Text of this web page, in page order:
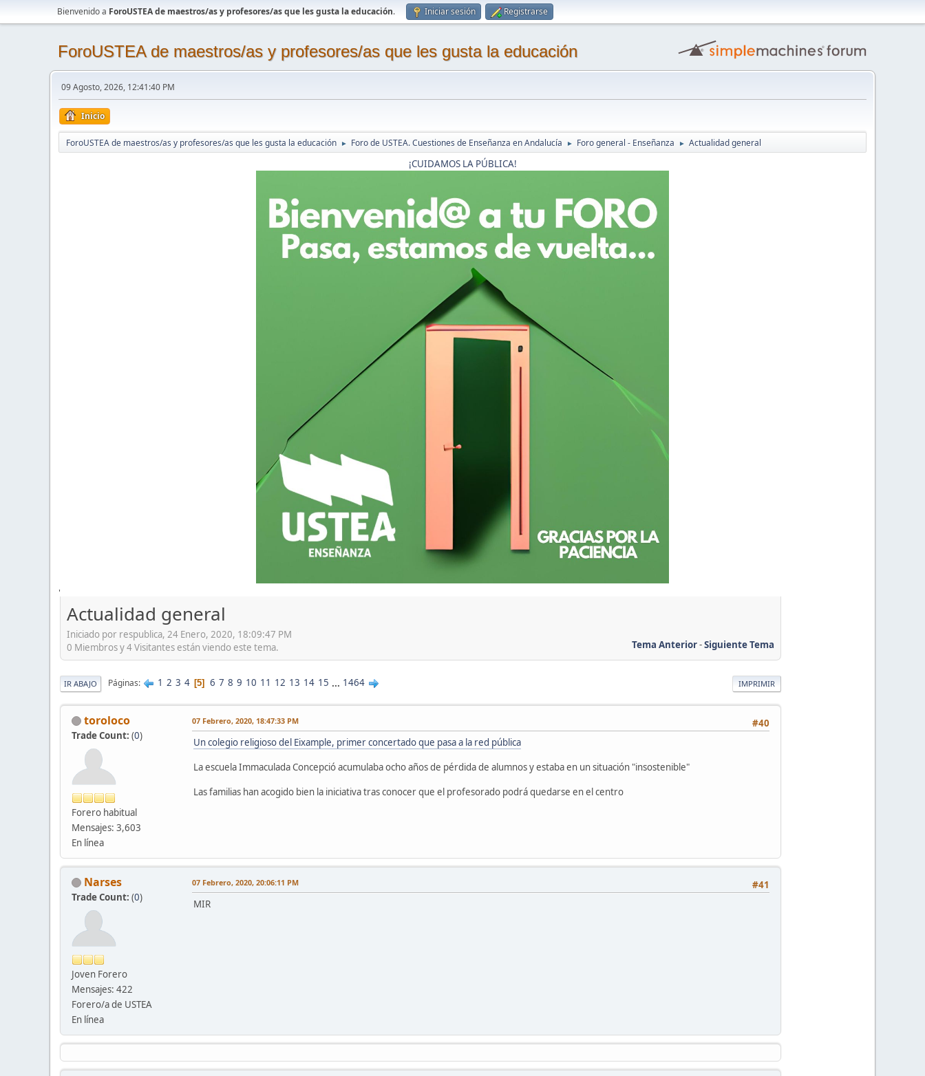
Bienvenido a ForoUSTEA de maestros/as y profesores/as que les gusta la educación. Iniciar sesión Registrarse
ForoUSTEA de maestros/as y profesores/as que les gusta la educación
09 Agosto, 2026, 12:41:40 PM
Inicio
ForoUSTEA de maestros/as y profesores/as que les gusta la educación ► Foro de USTEA. Cuestiones de Enseñanza en Andalucía ► Foro general - Enseñanza ► Actualidad general
¡CUIDAMOS LA PÚBLICA!
'
Actualidad general
Iniciado por respublica, 24 Enero, 2020, 18:09:47 PM
Tema Anterior-Siguiente Tema
0 Miembros y 4 Visitantes están viendo este tema.
IMPRIMIR
IR ABAJO Páginas 1 2 3 4 5 6 7 8 9 10 11 12 13 14 15 ... 1464
toroloco
Trade Count: (0)
Forero habitual
Mensajes: 3,603
En línea
#40
07 Febrero, 2020, 18:47:33 PM
Un colegio religioso del Eixample, primer concertado que pasa a la red pública
La escuela Immaculada Concepció acumulaba ocho años de pérdida de alumnos y estaba en un situación "insostenible"
Las familias han acogido bien la iniciativa tras conocer que el profesorado podrá quedarse en el centro
Narses
Trade Count: (0)
Joven Forero
Mensajes: 422
Forero/a de USTEA
En línea
#41
07 Febrero, 2020, 20:06:11 PM
MIR